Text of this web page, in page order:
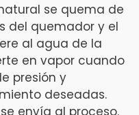
se quema de
del quemador y el
al agua de la
en vapor cuando
presión y
deseadas.
envía al proceso.